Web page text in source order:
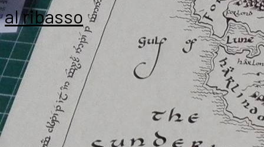
riuniti
a
Torre
Pellice
al ribasso